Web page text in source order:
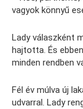
vagyok könnyű
Lady válaszként
hajtotta. És
minden rendben
Fél év múlva új
udvarral. Lady